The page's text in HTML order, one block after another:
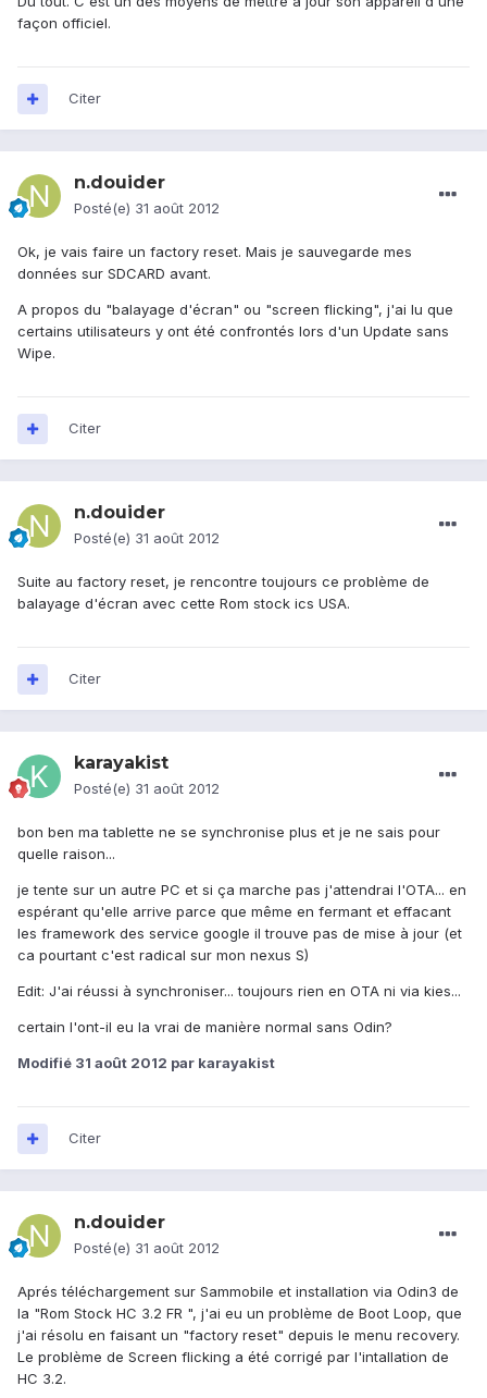
façon officiel.
Citer
n.douider
Posté(e) 31 août 2012
Ok, je vais faire un factory reset. Mais je sauvegarde mes
données sur SDCARD avant.
A propos du "balayage d'écran" ou "screen flicking", j'ai lu que
certains utilisateurs y ont été confrontés lors d'un Update sans
Wipe.
Citer
n.douider
Posté(e) 31 août 2012
Suite au factory reset, je rencontre toujours ce problème de
balayage d'écran avec cette Rom stock ics USA.
Citer
karayakist
Posté(e) 31 août 2012
bon ben ma tablette ne se synchronise plus et je ne sais pour
quelle raison...
je tente sur un autre PC et si ça marche pas j'attendrai l'OTA... en
espérant qu'elle arrive parce que même en fermant et effacant
les framework des service google il trouve pas de mise à jour (et
ca pourtant c'est radical sur mon nexus S)
Edit: J'ai réussi à synchroniser... toujours rien en OTA ni via kies...
certain l'ont-il eu la vrai de manière normal sans Odin?
Modifié 31 août 2012 par karayakist
Citer
n.douider
Posté(e) 31 août 2012
Aprés téléchargement sur Sammobile et installation via Odin3 de
la "Rom Stock HC 3.2 FR ", j'ai eu un problème de Boot Loop, que
j'ai résolu en faisant un "factory reset" depuis le menu recovery.
Le problème de Screen flicking a été corrigé par l'intallation de
HC 3.2.